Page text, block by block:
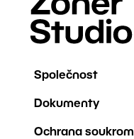
Společnost
Dokumenty
Ochrana soukromí